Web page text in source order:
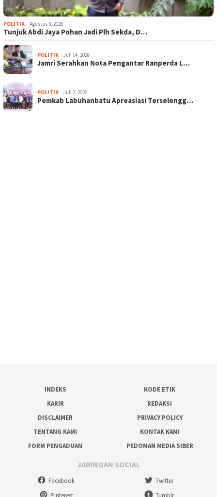
POLITIK Agustus 3, 2026
Tunjuk Abdi Jaya Pohan Jadi Plh Sekda, D…
POLITIK Juli 14, 2026
Jamri Serahkan Nota Pengantar Ranperda L…
POLITIK Juli 2, 2026
Pemkab Labuhanbatu Apreasiasi Terselengg…
INDEKS
KODE ETIK
KARIR
REDAKSI
DISCLAIMER
PRIVACY POLICY
TENTANG KAMI
KONTAK KAMI
FORM PENGADUAN
PEDOMAN MEDIA SIBER
JARINGAN SOCIAL
Facebook
Twitter
Pinterest
Tumblr